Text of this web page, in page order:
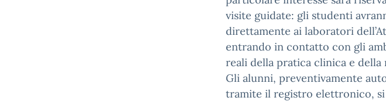
visite guidate: gli studenti
direttamente ai laboratori
entrando in contatto con gli
reali della pratica clinica e
Gli alunni, preventivamente
tramite il registro elettronico,